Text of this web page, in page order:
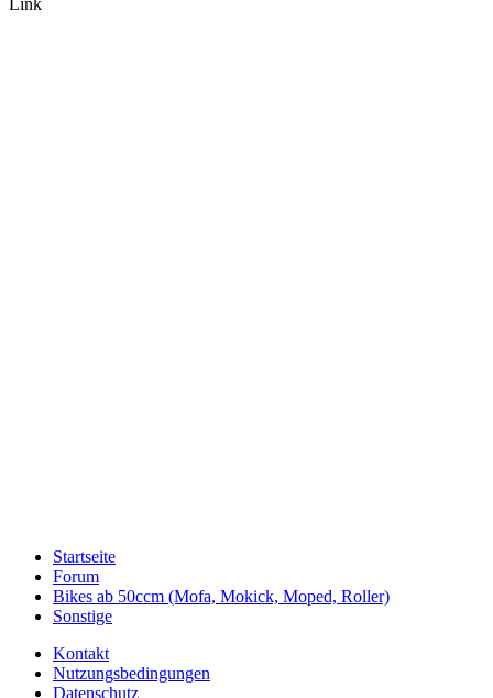
Link
Startseite
Forum
Bikes ab 50ccm (Mofa, Mokick, Moped, Roller)
Sonstige
Kontakt
Nutzungsbedingungen
Datenschutz